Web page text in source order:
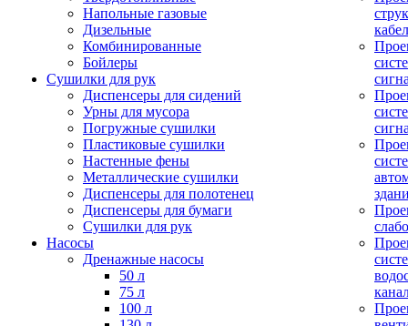
Напольные газовые
Дизельные
Комбинированные
Бойлеры
Сушилки для рук
Диспенсеры для сидений
Урны для мусора
Погружные сушилки
Пластиковые сушилки
Настенные фены
Металлические сушилки
Диспенсеры для полотенец
Диспенсеры для бумаги
Сушилки для рук
Насосы
Дренажные насосы
50 л
75 л
100 л